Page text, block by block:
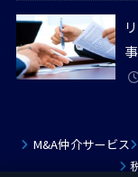
M&A仲介サービス